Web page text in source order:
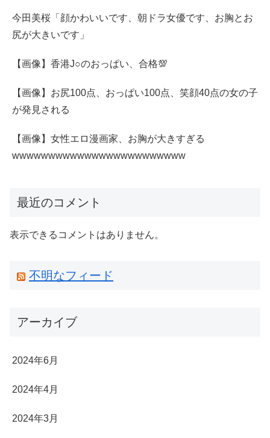
今田美桜「顔かわいいです、朝ドラ女優です、お胸とお
尻が大きいです」
【画像】香港J○のおっぱい、合格💯
【画像】お尻100点、おっぱい100点、笑顔40点の女の子
が発見される
【画像】女性エロ漫画家、お胸が大きすぎる
wwwwwwwwwwwwwwwwwwwwwwww
最近のコメント
表示できるコメントはありません。
不明なフィード
アーカイブ
2024年6月
2024年4月
2024年3月